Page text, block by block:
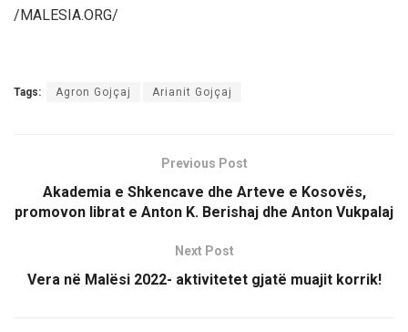
/MALESIA.ORG/
Tags: Agron Gojçaj Arianit Gojçaj
Previous Post
Akademia e Shkencave dhe Arteve e Kosovës,
promovon librat e Anton K. Berishaj dhe Anton Vukpalaj
Next Post
Vera në Malësi 2022- aktivitetet gjatë muajit korrik!